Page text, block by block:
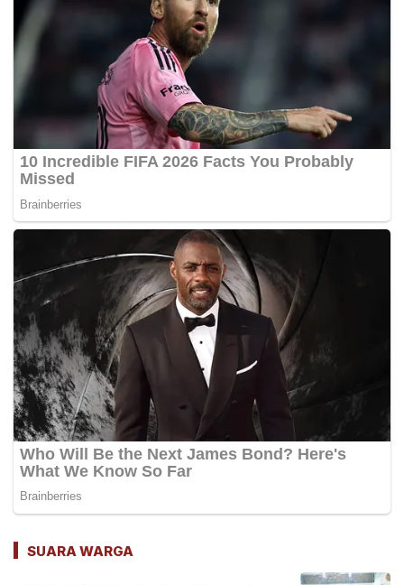
SUARA WARGA